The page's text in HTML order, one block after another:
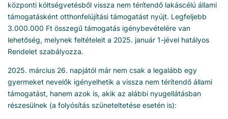
központi költségvetésből vissza nem térítendő lakáscélú állami
támogatásként otthonfelújítási támogatást nyújt. Legfeljebb
3.000.000 Ft összegű támogatás igénybevételére van
lehetőség, melynek feltételeit a 2025. január 1-jével hatályos
Rendelet szabályozza.
2025. március 26. napjától már nem csak a legalább egy
gyermeket nevelők igényelhetik a vissza nem térítendő állami
támogatást, hanem azok is, akik az alábbi nyugellátásban
részesülnek (a folyósítás szüneteltetése esetén is):